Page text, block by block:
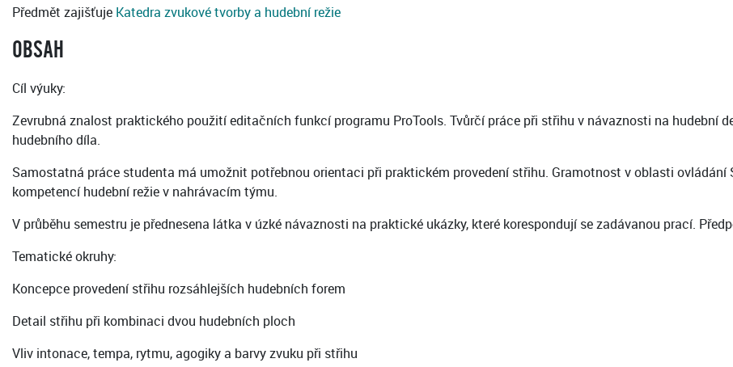
Předmět zajišťuje Katedra zvukové tvorby a hudební režie
OBSAH
Cíl výuky:
Zevrubná znalost praktického použití editačních funkcí programu ProTools. Tvůrčí práce při střihu v návaznosti na hudební
hudebního díla.
Samostatná práce studenta má umožnit potřebnou orientaci při praktickém provedení střihu. Gramotnost v oblasti ovládání
kompetencí hudební režie v nahrávacím týmu.
V průběhu semestru je přednesena látka v úzké návaznosti na praktické ukázky, které korespondují se zadávanou prací.
Tematické okruhy:
Koncepce provedení střihu rozsáhlejších hudebních forem
Detail střihu při kombinaci dvou hudebních ploch
Vliv intonace, tempa, rytmu, agogiky a barvy zvuku při střihu